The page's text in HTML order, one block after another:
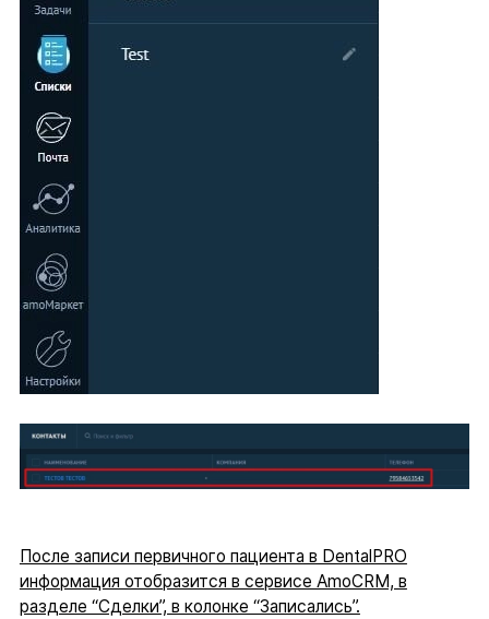
После записи первичного пациента в DentalPRO
информация отобразится в сервисе AmoCRM, в
разделе “Сделки”, в колонке “Записались”.